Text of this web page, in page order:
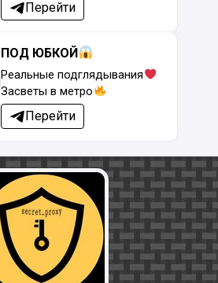
Перейти
ПОД ЮБКОЙ
Реальные подглядывания
Засветы в метро
Перейти